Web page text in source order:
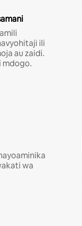
ili
au zaidi.
mdogo.
wa